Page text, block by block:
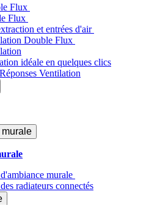
Flux
Flux
et entrées d'air
Double Flux
idéale en quelques clics
Ventilation
murale
radiateurs connectés